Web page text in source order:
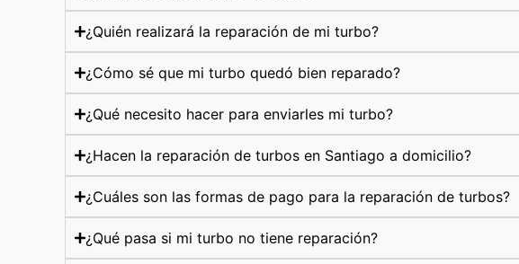
¿Quién realizará la reparación de mi turbo?
¿Cómo sé que mi turbo quedó bien reparado?
¿Qué necesito hacer para enviarles mi turbo?
¿Hacen la reparación de turbos en Santiago a domicilio?
¿Cuáles son las formas de pago para la reparación de turbos?
¿Qué pasa si mi turbo no tiene reparación?